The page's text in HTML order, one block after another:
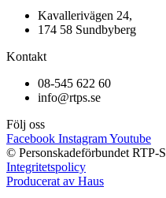
Kavallerivägen 24,
174 58 Sundbyberg
Kontakt
08-545 622 60
info@rtps.se
Följ oss
Facebook InstagramYoutube
© Personskadeförbundet RTP-S
Integritetspolicy
Producerat av Haus